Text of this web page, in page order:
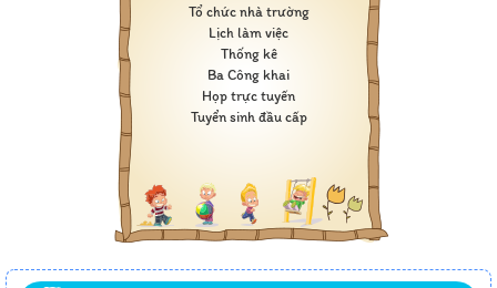
Tổ chức nhà trường
Lịch làm việc
Thống kê
Ba Công khai
Họp trực tuyến
Tuyển sinh đầu cấp